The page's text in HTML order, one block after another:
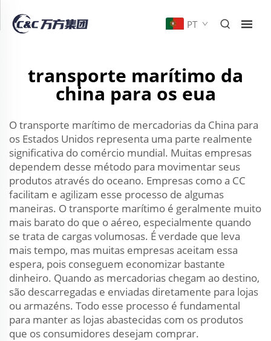
PT
transporte marítimo da
china para os eua
O transporte marítimo de mercadorias da China para
os Estados Unidos representa uma parte realmente
significativa do comércio mundial. Muitas empresas
dependem desse método para movimentar seus
produtos através do oceano. Empresas como a CC
facilitam e agilizam esse processo de algumas
maneiras. O transporte marítimo é geralmente muito
mais barato do que o aéreo, especialmente quando
se trata de cargas volumosas. É verdade que leva
mais tempo, mas muitas empresas aceitam essa
espera, pois conseguem economizar bastante
dinheiro. Quando as mercadorias chegam ao destino,
são descarregadas e enviadas diretamente para lojas
ou armazéns. Todo esse processo é fundamental
para manter as lojas abastecidas com os produtos
que os consumidores desejam comprar.